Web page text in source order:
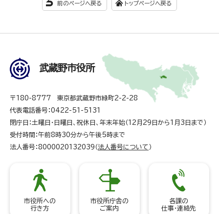
前のページへ戻る トップページへ戻る
武蔵野市役所
〒180-8777 東京都武蔵野市緑町2-2-28
代表電話番号：0422-51-5131
閉庁日：土曜日・日曜日、祝休日、年末年始（12月29日から1月3日まで）
受付時間：午前8時30分から午後5時まで
法人番号：8000020132039（ 法人番号について ）
市役所への
行き方
市役所庁舎の
ご案内
各課の
仕事・連絡先